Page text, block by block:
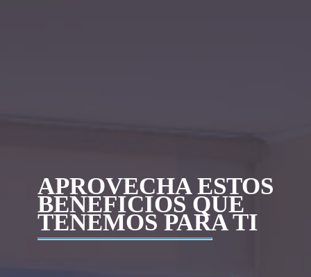
APROVECHA ESTOS
BENEFICIOS QUE
TENEMOS PARA TI